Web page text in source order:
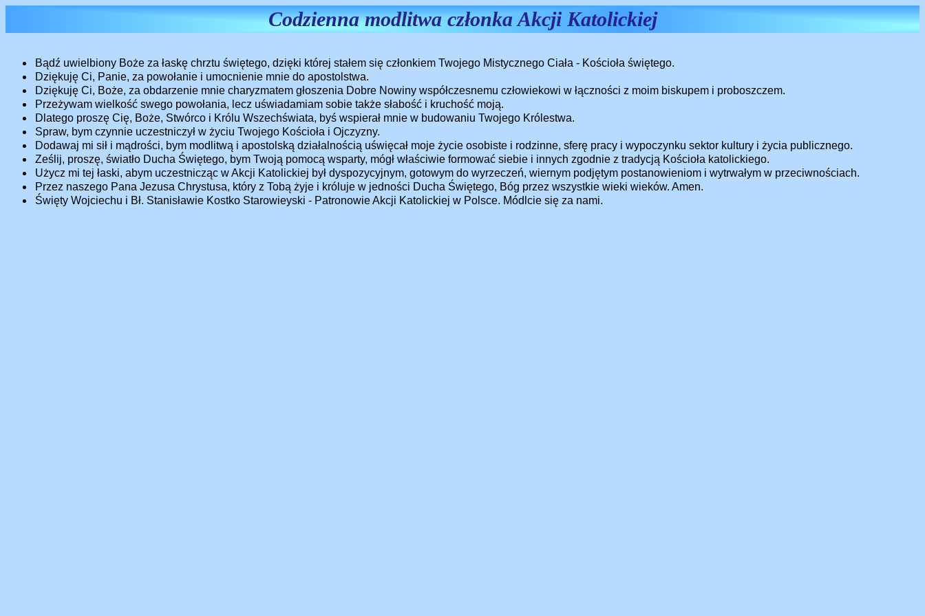
Codzienna modlitwa członka Akcji Katolickiej
Bądź uwielbiony Boże za łaskę chrztu świętego, dzięki której stałem się członkiem Twojego Mistycznego Ciała - Kościoła świętego.
Dziękuję Ci, Panie, za powołanie i umocnienie mnie do apostolstwa.
Dziękuję Ci, Boże, za obdarzenie mnie charyzmatem głoszenia Dobre Nowiny współczesnemu człowiekowi w łączności z moim biskupem i proboszczem.
Przeżywam wielkość swego powołania, lecz uświadamiam sobie także słabość i kruchość moją.
Dlatego proszę Cię, Boże, Stwórco i Królu Wszechświata, byś wspierał mnie w budowaniu Twojego Królestwa.
Spraw, bym czynnie uczestniczył w życiu Twojego Kościoła i Ojczyzny.
Dodawaj mi sił i mądrości, bym modlitwą i apostolską działalnością uświęcał moje życie osobiste i rodzinne, sferę pracy i wypoczynku sektor kultury i życia publicznego.
Ześlij, proszę, światło Ducha Świętego, bym Twoją pomocą wsparty, mógł właściwie formować siebie i innych zgodnie z tradycją Kościoła katolickiego.
Użycz mi tej łaski, abym uczestnicząc w Akcji Katolickiej był dyspozycyjnym, gotowym do wyrzeczeń, wiernym podjętym postanowieniom i wytrwałym w przeciwnościach.
Przez naszego Pana Jezusa Chrystusa, który z Tobą żyje i króluje w jedności Ducha Świętego, Bóg przez wszystkie wieki wieków. Amen.
Święty Wojciechu i Bł. Stanisławie Kostko Starowieyski - Patronowie Akcji Katolickiej w Polsce. Módlcie się za nami.